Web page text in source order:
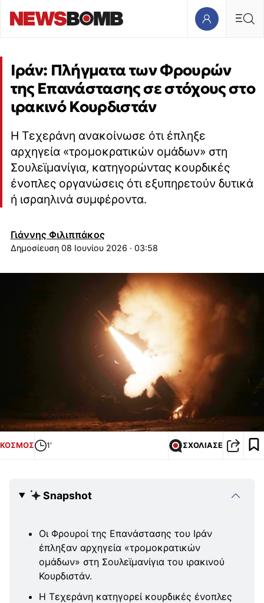
Ιράν: Πλήγματα των Φρουρών
της Επανάστασης σε στόχους στο
ιρακινό Κουρδιστάν
Η Τεχεράνη ανακοίνωσε ότι έπληξε
αρχηγεία «τρομοκρατικών ομάδων» στη
Σουλεϊμανίγια, κατηγορώντας κουρδικές
ένοπλες οργανώσεις ότι εξυπηρετούν δυτικά
ή ισραηλινά συμφέροντα.
Γιάννης Φιλιππάκος
08 Ιουνίου 2026 · 03:58
ΚΟΣΜΟΣ 1' ΣΧΟΛΙΑΣΕ
Snapshot
Οι Φρουροί της Επανάστασης του Ιράν
έπληξαν αρχηγεία «τρομοκρατικών
ομάδων» στη Σουλεϊμανίγια του ιρακινού
Κουρδιστάν.
Η Τεχεράνη κατηγορεί κουρδικές ένοπλες